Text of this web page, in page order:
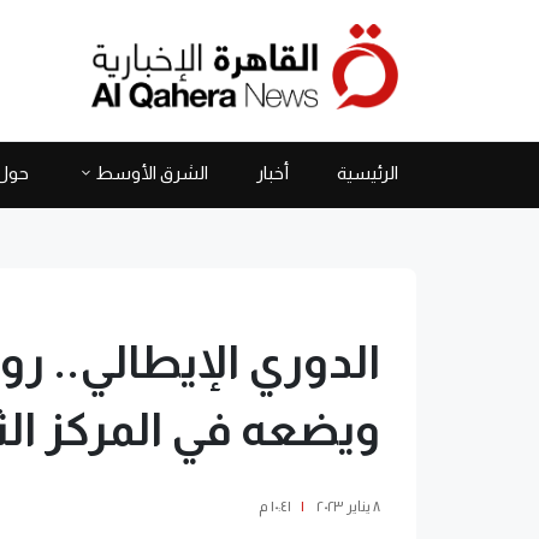
الرئيسية أخبار الشرق الأوسط
الدوري الإيطالي..
ويضعه في المركز
٨ يناير ٢٠٢٣ | ١٠:٤١ م